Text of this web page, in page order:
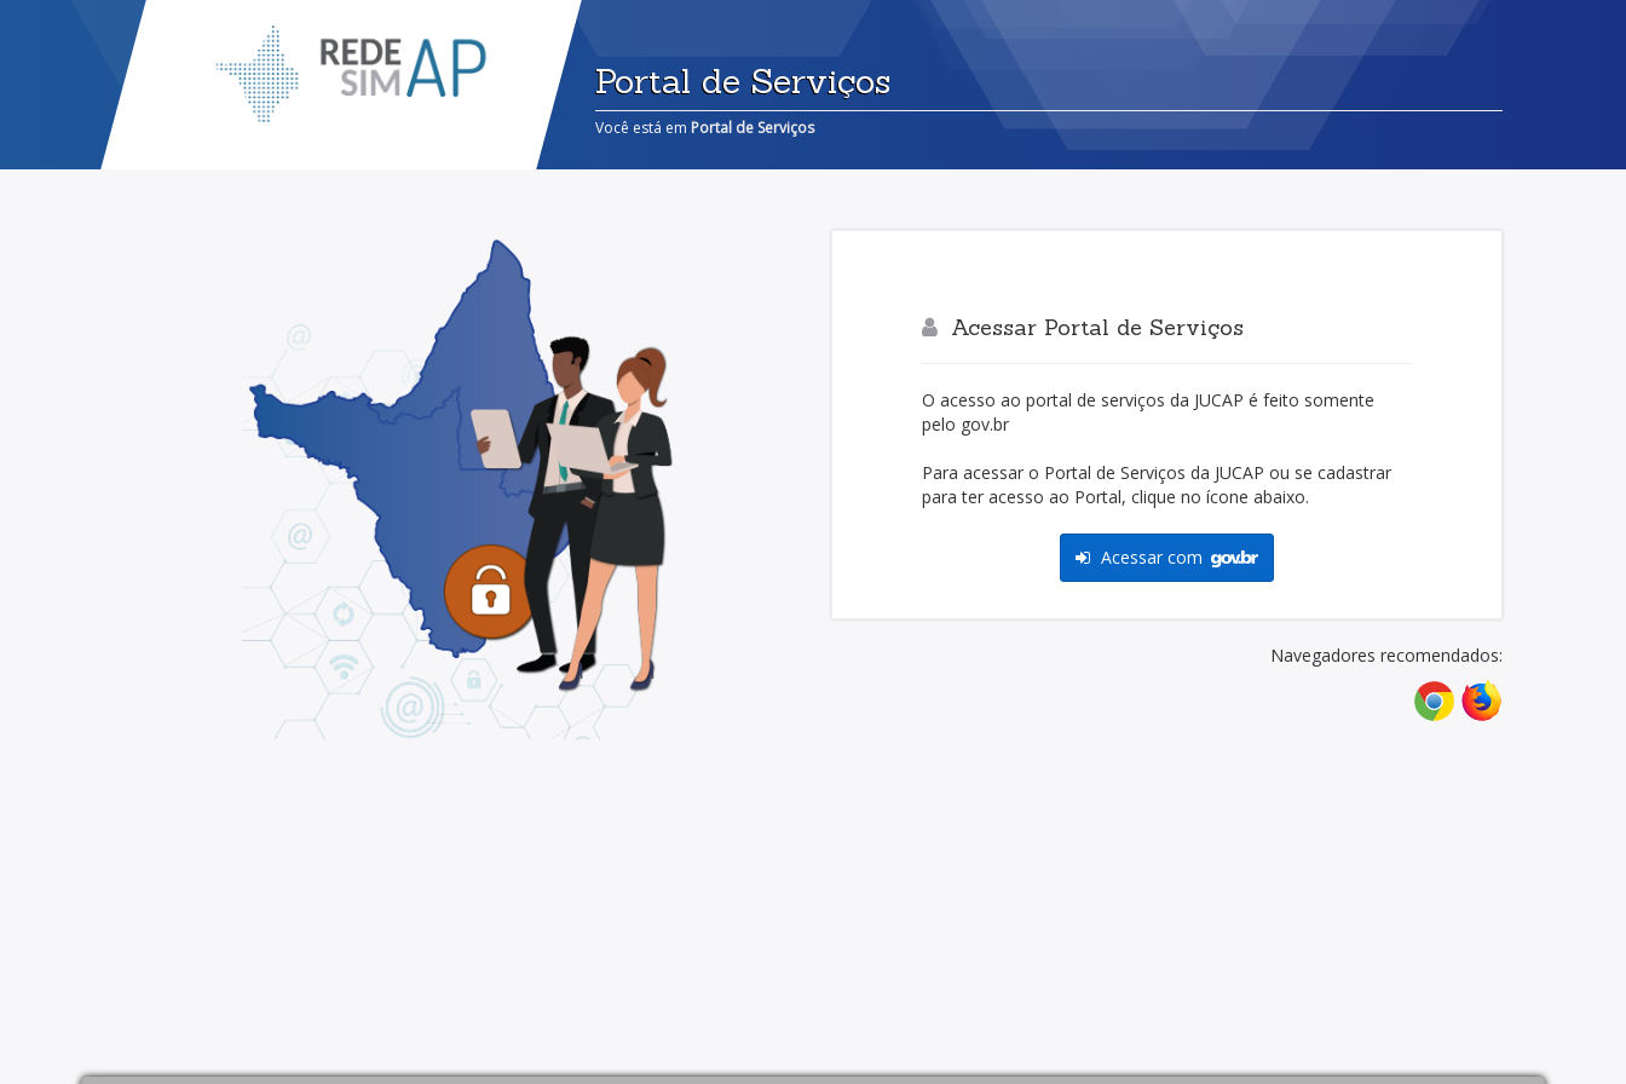
Portal de Serviços
Você está em Portal de Serviços
Acessar Portal de Serviços
O acesso ao portal de serviços da JUCAP é feito somente
pelo gov.br
Para acessar o Portal de Serviços da JUCAP ou se cadastrar
para ter acesso ao Portal, clique no ícone abaixo.
Acessar com
Navegadores recomendados: